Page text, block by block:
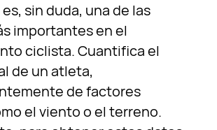
sin duda, una de las
importantes en el
ciclista. Cuantifica el
de un atleta,
de factores
el viento o el terreno.